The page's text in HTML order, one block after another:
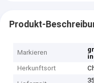
Produkt-
Markieren
Herkunftsort